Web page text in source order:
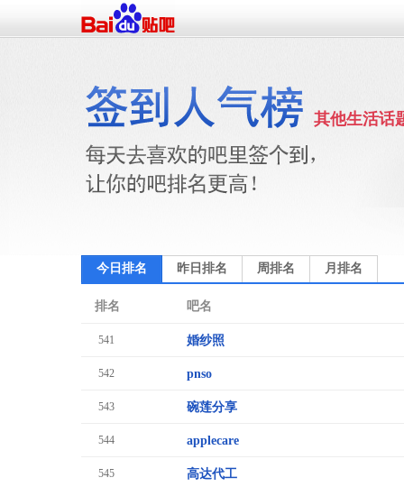
其他生活话
今日排名 昨日排名 周排名 月排名
排名 吧名
541 婚纱照
542 pnso
543 碗莲分享
544 applecare
545 高达代工